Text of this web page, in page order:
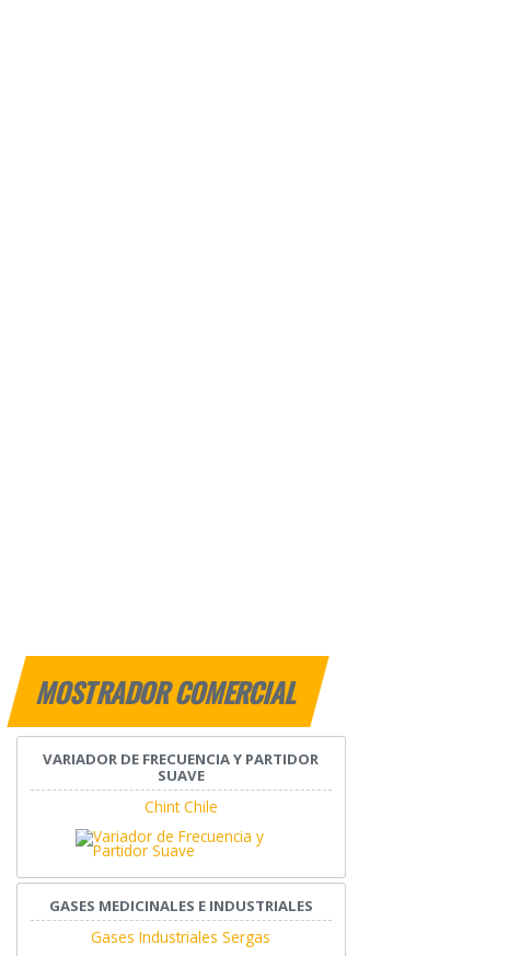
MOSTRADOR COMERCIAL
VARIADOR DE FRECUENCIA Y PARTIDOR
SUAVE
Chint Chile
GASES MEDICINALES E INDUSTRIALES
Gases Industriales Sergas